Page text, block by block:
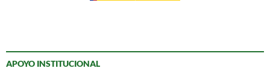
APOYO INSTITUCIONAL